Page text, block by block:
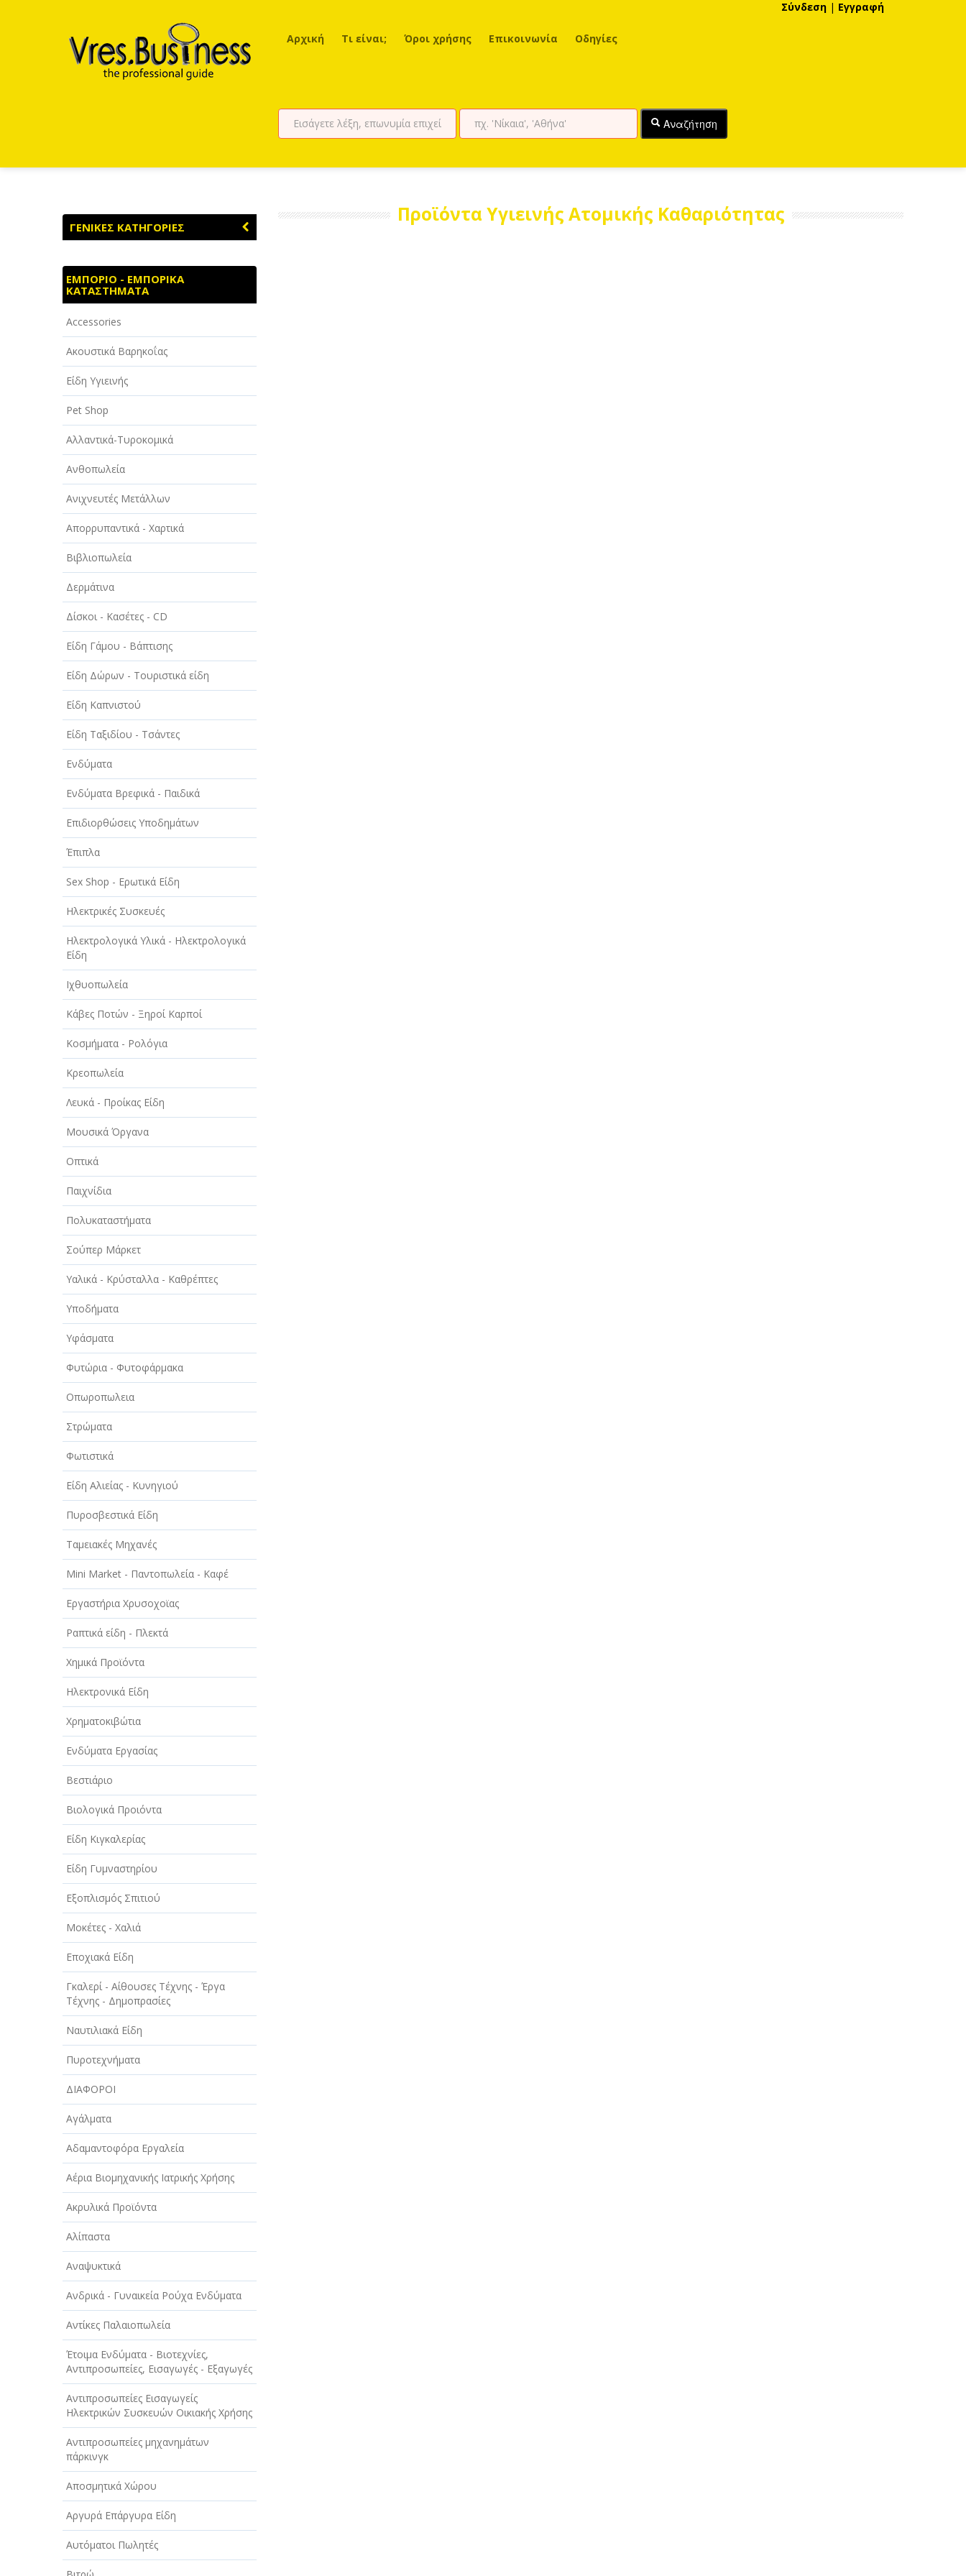
Αρχική Τι είναι; Όροι χρήσης Επικοινωνία Οδηγίες
Σύνδεση | Εγγραφή
Αναζήτηση
ΓΕΝΙΚΕΣ ΚΑΤΗΓΟΡΙΕΣ
ΑΓΡΟΤΙΚΑ - ΚΤΗΝΟΤΡΟΦΙΚΑ
ΑΘΛΗΤΙΣΜΟΣ
ΑΥΤΟΚΙΝΗΤΑ - ΜΗΧΑΝΕΣ - ΣΚΑΦΗ
ΔΙΑΣΚΕΔΑΣΗ - ΨΥΧΑΓΩΓΙΑ - ΤΕΧΝΕΣ
ΔΙΑΦΗΜΙΣΗ - ΜΜΕ
ΕΚΚΛΗΣΙΕΣ - ΦΙΛΑΝΘΡΩΠΙΚΑ
ΣΩΜΑΤΕΙΑ
ΕΚΠΑΙΔΕΥΣΗ - ΣΧΟΛΕΣ
ΕΜΠΟΡΙΟ - ΕΜΠΟΡΙΚΑ
ΚΑΤΑΣΤΗΜΑΤΑ
ΕΡΓΟΣΤΑΣΙΑ - ΒΙΟΜΗΧΑΝΙΕΣ
ΞΕΝΟΔΟΧΕΙΑ - ΤΟΥΡΙΣΜΟΣ
ΟΜΟΡΦΙΑ
ΠΑΡΟΧΗ ΥΠΗΡΕΣΙΩΝ
ΤΕΧΝΙΚΑ - ΚΑΤΑΣΚΕΥΑΣΤΙΚΑ
ΤΕΧΝΟΛΟΓΙΑ
ΥΓΕΙΑ - ΙΑΤΡΟΙ
ΦΑΓΗΤΟ
ΕΜΠΟΡΙΟ - ΕΜΠΟΡΙΚΑ
ΚΑΤΑΣΤΗΜΑΤΑ
Accessories
Ακουστικά Βαρηκοΐας
Είδη Υγιεινής
Pet Shop
Αλλαντικά-Τυροκομικά
Ανθοπωλεία
Ανιχνευτές Μετάλλων
Απορρυπαντικά - Χαρτικά
Βιβλιοπωλεία
Δερμάτινα
Δίσκοι - Κασέτες - CD
Είδη Γάμου - Βάπτισης
Είδη Δώρων - Τουριστικά είδη
Είδη Καπνιστού
Είδη Ταξιδίου - Τσάντες
Ενδύματα
Ενδύματα Βρεφικά - Παιδικά
Επιδιορθώσεις Υποδημάτων
Έπιπλα
Sex Shop - Ερωτικά Είδη
Ηλεκτρικές Συσκευές
Ηλεκτρολογικά Υλικά - Ηλεκτρολογικά
Είδη
Ιχθυοπωλεία
Κάβες Ποτών - Ξηροί Καρποί
Κοσμήματα - Ρολόγια
Κρεοπωλεία
Λευκά - Προίκας Είδη
Μουσικά Όργανα
Οπτικά
Παιχνίδια
Πολυκαταστήματα
Σούπερ Μάρκετ
Υαλικά - Κρύσταλλα - Καθρέπτες
Υποδήματα
Υφάσματα
Φυτώρια - Φυτοφάρμακα
Οπωροπωλεια
Στρώματα
Φωτιστικά
Είδη Αλιείας - Κυνηγιού
Πυροσβεστικά Είδη
Ταμειακές Μηχανές
Mini Market - Παντοπωλεία - Καφέ
Εργαστήρια Χρυσοχοϊας
Ραπτικά είδη - Πλεκτά
Χημικά Προϊόντα
Ηλεκτρονικά Είδη
Χρηματοκιβώτια
Ενδύματα Εργασίας
Βεστιάριο
Βιολογικά Προιόντα
Είδη Κιγκαλερίας
Είδη Γυμναστηρίου
Εξοπλισμός Σπιτιού
Μοκέτες - Χαλιά
Εποχιακά Είδη
Γκαλερί - Αίθουσες Τέχνης - Έργα
Τέχνης - Δημοπρασίες
Ναυτιλιακά Είδη
Πυροτεχνήματα
ΔΙΑΦΟΡΟΙ
Αγάλματα
Αδαμαντοφόρα Εργαλεία
Αέρια Βιομηχανικής Ιατρικής Χρήσης
Ακρυλικά Προϊόντα
Αλίπαστα
Αναψυκτικά
Ανδρικά - Γυναικεία Ρούχα Ενδύματα
Αντίκες Παλαιοπωλεία
Έτοιμα Ενδύματα - Βιοτεχνίες,
Αντιπροσωπείες, Εισαγωγές - Εξαγωγές
Αντιπροσωπείες Εισαγωγείς
Ηλεκτρικών Συσκευών Οικιακής Χρήσης
Αντιπροσωπείες μηχανημάτων
πάρκινγκ
Αποσμητικά Χώρου
Αργυρά Επάργυρα Είδη
Αυτόματοι Πωλητές
Προϊόντα Υγιεινής Ατομικής Καθαριότητας